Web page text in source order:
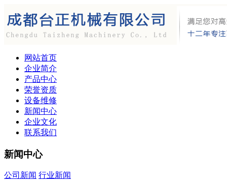
网站首页
企业简介
产品中心
荣誉资质
设备维修
新闻中心
企业文化
联系我们
新闻中心
公司新闻 行业新闻